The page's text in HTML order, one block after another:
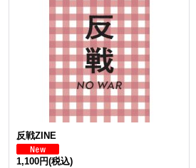
反戦ZINE
1,100円(税込)